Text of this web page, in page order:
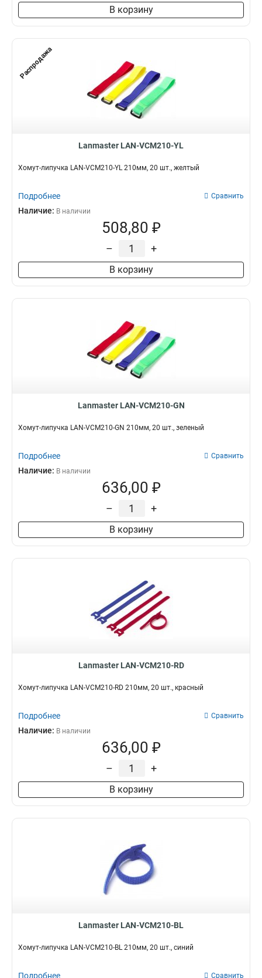
В корзину
Распродажа
Lanmaster LAN-VCM210-YL
Хомут-липучка LAN-VCM210-YL 210мм, 20 шт., желтый
Подробнее Сравнить
Наличие: В наличии
508,80 ₽
– +
В корзину
Lanmaster LAN-VCM210-GN
Хомут-липучка LAN-VCM210-GN 210мм, 20 шт., зеленый
Подробнее Сравнить
Наличие: В наличии
636,00 ₽
– +
В корзину
Lanmaster LAN-VCM210-RD
Хомут-липучка LAN-VCM210-RD 210мм, 20 шт., красный
Подробнее Сравнить
Наличие: В наличии
636,00 ₽
– +
В корзину
Lanmaster LAN-VCM210-BL
Хомут-липучка LAN-VCM210-BL 210мм, 20 шт., синий
Подробнее Сравнить